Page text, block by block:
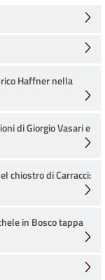
Haffner nella
di Giorgio Vasari e
chiostro di Carracci:
in Bosco tappa